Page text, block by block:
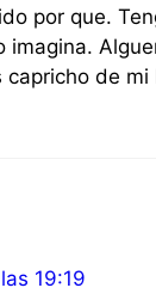
por que.
imagina.
capricho de mi
19:19